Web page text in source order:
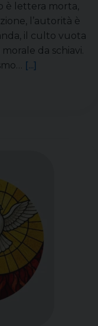
è lettera morta,
l’autorità è
il culto vuota
da schiavi.
[...]